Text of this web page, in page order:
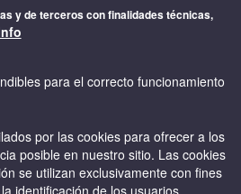
y de terceros con finalidades técnicas,
para el correcto funcionamiento
por las cookies para ofrecer a los
posible en nuestro sitio. Las cookies
se utilizan exclusivamente con fines
identificación de los usuarios.